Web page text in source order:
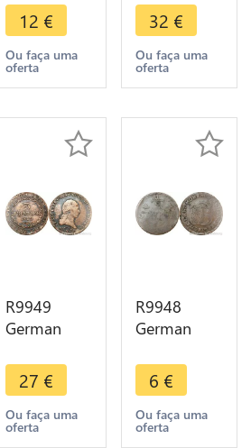
Austria 1
Kreutzer
Franz II
1803 H ->
12 €
Ou faça uma
oferta
Aachen 12
Heller 1794
-> Make
Offer
32 €
Ou faça uma
oferta
R9949
German
Kreutzer
Francois I
1812 S
Schmöllnitz
27 €
Ou faça uma
oferta
R9948
German
Jülich Berg
1/2 Stuber
Karl
Theodor
6 €
Ou faça uma
oferta